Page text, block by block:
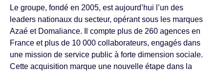
Le groupe, fondé en 2005, est aujourd’hui l’un des
leaders nationaux du secteur, opérant sous les marques
Azaé et Domaliance. Il compte plus de 260 agences en
France et plus de 10 000 collaborateurs, engagés dans
une mission de service public à forte dimension sociale.
Cette acquisition marque une nouvelle étape dans la